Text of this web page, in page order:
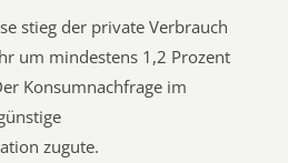
stieg der private Verbrauch
um mindestens 1,2 Prozent
Konsumnachfrage im
zugute.